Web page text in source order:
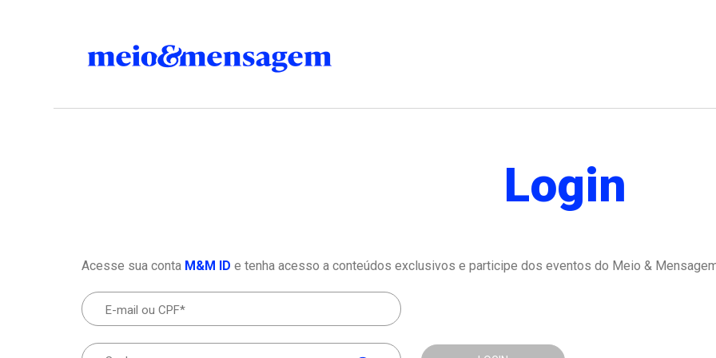
Login
Acesse sua conta M&M ID e tenha acesso a conteúdos exclusivos e participe dos eventos do Meio &